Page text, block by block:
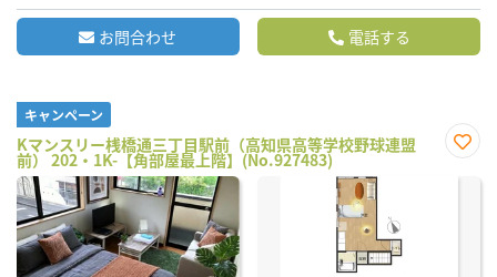
お問合わせ 電話する
キャンペーン
Kマンスリー桟橋通三丁目駅前（高知県高等学校野球連盟
前） 202・1K-【角部屋最上階】(No.927483)
に入